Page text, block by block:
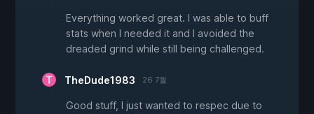
Everything worked great. I was able to buff
stats when I needed it and I avoided the
dreaded grind while still being challenged.
TheDude1983 26 7월
Good stuff, I just wanted to respec due to